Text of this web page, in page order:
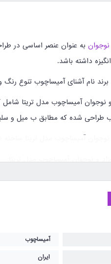
به عنوان عنصر اساسی در
داشته باشد.
برند نام آشنای آمیساچوب تنوع
آمیساچوب مدل تریتا شامل
طراحی شده که مطابق ب میل و
نوجوان آمیساچوب مدل تریتا
و نوجوان آمیساچوب مدل تریتا:
آمیساچوب
ایران